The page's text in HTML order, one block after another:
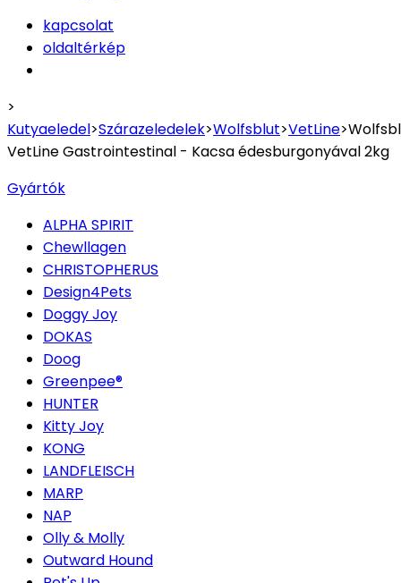
kapcsolat
oldaltérkép
>
Kutyaeledel>Szárazeledelek>Wolfsblut>VetLine>
VetLine Gastrointestinal - Kacsa édesburgonyával 2kg
Gyártók
ALPHA SPIRIT
Chewllagen
CHRISTOPHERUS
Design4Pets
Doggy Joy
DOKAS
Doog
Greenpee®
HUNTER
Kitty Joy
KONG
LANDFLEISCH
MARP
NAP
Olly & Molly
Outward Hound